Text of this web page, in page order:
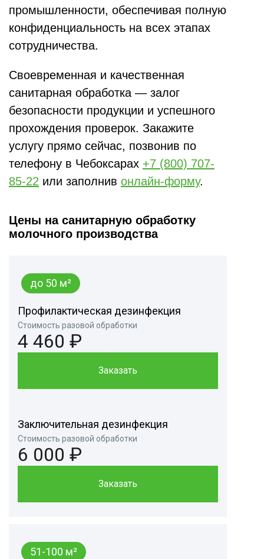
промышленности, обеспечивая полную
конфиденциальность на всех этапах
сотрудничества.
Своевременная и качественная
санитарная обработка — залог
безопасности продукции и успешного
прохождения проверок. Закажите
услугу прямо сейчас, позвонив по
телефону в Чебоксарах +7 (800) 707-
85-22 или заполнив онлайн-форму.
Цены на санитарную обработку
молочного производства
до 50 м²
Профилактическая дезинфекция
Стоимость разовой обработки
4 460 ₽
Заказать
Заключительная дезинфекция
Стоимость разовой обработки
6 000 ₽
Заказать
51-100 м²